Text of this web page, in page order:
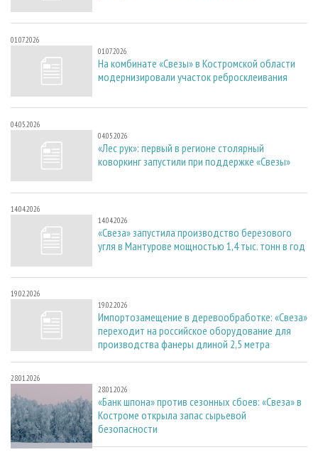
01.07.2026
01.07.2026
На комбинате «Свезы» в Костромской области
модернизировали участок ребросклеивания
04.05.2026
04.05.2026
«Лес рук»: первый в регионе столярный
коворкинг запустили при поддержке «Свезы»
14.04.2026
14.04.2026
«Свеза» запустила производство березового
угля в Мантурове мощностью 1,4 тыс. тонн в год
19.02.2026
19.02.2026
Импортозамещение в деревообработке: «Свеза»
переходит на российское оборудование для
производства фанеры длиной 2,5 метра
28.01.2026
28.01.2026
«Банк шпона» против сезонных сбоев: «Свеза» в
Костроме открыла запас сырьевой
безопасности